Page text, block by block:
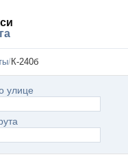
К-240б
улице